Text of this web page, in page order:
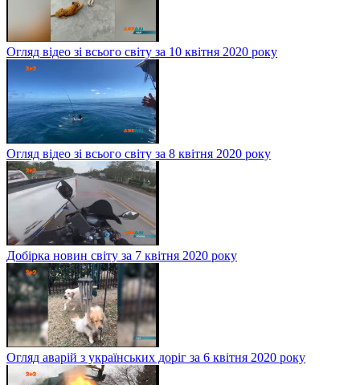
Огляд відео зі всього світу за 10 квітня 2020 року
Огляд відео зі всього світу за 8 квітня 2020 року
Добірка новин світу за 7 квітня 2020 року
Огляд аварій з українських доріг за 6 квітня 2020 року